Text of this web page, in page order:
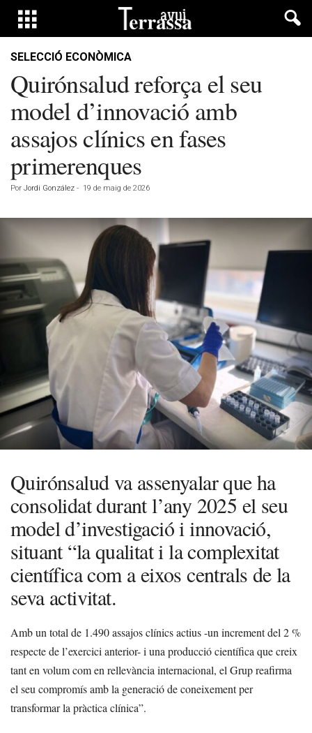
SELECCIÓ ECONÒMICA
Quirónsalud reforça el seu
model d’innovació amb
assajos clínics en fases
primerenques
Por Jordi González - 19 de maig de 2026
Quirónsalud va assenyalar que ha
consolidat durant l’any 2025 el seu
model d’investigació i innovació,
situant “la qualitat i la complexitat
científica com a eixos centrals de la
seva activitat.
Amb un total de 1.490 assajos clínics actius -un increment del 2 %
respecte de l’exercici anterior- i una producció científica que creix
tant en volum com en rellevància internacional, el Grup reafirma
el seu compromís amb la generació de coneixement per
transformar la pràctica clínica”.